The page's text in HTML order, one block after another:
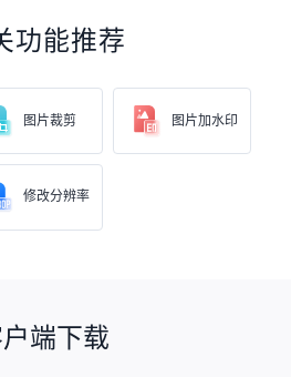
功能推荐
图片裁剪 图片加水印
修改分辨率
端下载